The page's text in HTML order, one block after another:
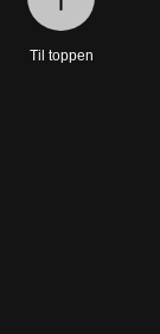
Til toppen